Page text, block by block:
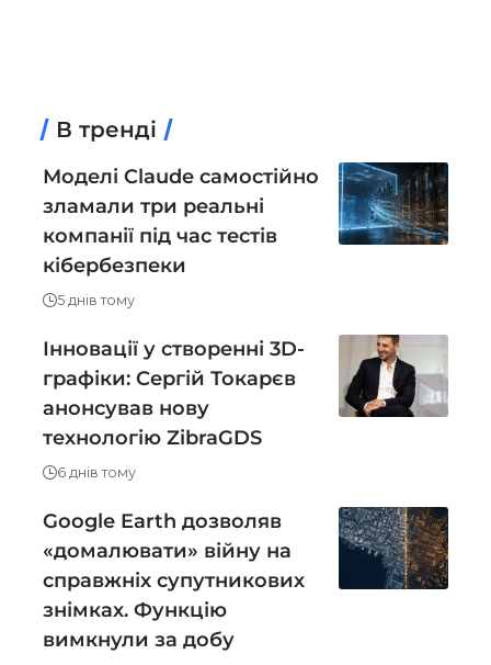
В тренді
Моделі Claude самостійно
зламали три реальні
компанії під час тестів
кібербезпеки
5 днів тому
Інновації у створенні 3D-
графіки: Сергій Токарєв
анонсував нову
технологію ZibraGDS
6 днів тому
Google Earth дозволяв
«домалювати» війну на
справжніх супутникових
знімках. Функцію
вимкнули за добу